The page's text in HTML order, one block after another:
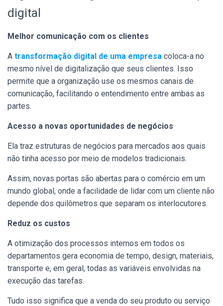
digital
Melhor comunicação com os clientes
A transformação digital de uma empresa coloca-a no
mesmo nível de digitalização que seus clientes. Isso
permite que a organização use os mesmos canais de
comunicação, facilitando o entendimento entre ambas as
partes.
Acesso a novas oportunidades de negócios
Ela traz estruturas de negócios para mercados aos quais
não tinha acesso por meio de modelos tradicionais.
Assim, novas portas são abertas para o comércio em um
mundo global, onde a facilidade de lidar com um cliente não
depende dos quilômetros que separam os interlocutores.
Reduz os custos
A otimização dos processos internos em todos os
departamentos gera economia de tempo, design, materiais,
transporte e, em geral, todas as variáveis ​​envolvidas na
execução das tarefas.
Tudo isso significa que a venda do seu produto ou serviço